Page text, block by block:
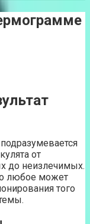
от
до неизлечимых.
любое может
того